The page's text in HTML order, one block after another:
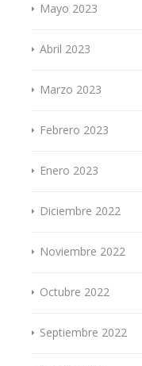
Mayo 2023
Abril 2023
Marzo 2023
Febrero 2023
Enero 2023
Diciembre 2022
Noviembre 2022
Octubre 2022
Septiembre 2022